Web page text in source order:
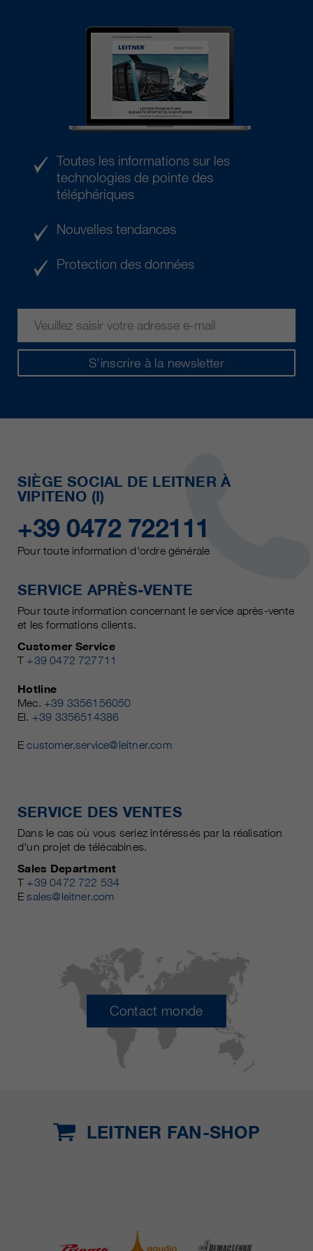
S’inscrire à la newsletter
Toutes les informations sur les
technologies de pointe des
téléphériques
Nouvelles tendances
Protection des données
SIÈGE SOCIAL DE LEITNER À
VIPITENO (I)
+39 0472 722111
Pour toute information d'ordre générale
SERVICE APRÈS-VENTE
Pour toute information concernant le service après-vente
et les formations clients.
Customer Service
T +39 0472 727711
Hotline
Mec. +39 3356156050
El. +39 3356514386
Ecustomer.service@leitner.com
SERVICE DES VENTES
Dans le cas où vous seriez intéressés par la réalisation
d'un projet de télécabines.
Sales Department
T +39 0472 722 534
Esales@leitner.com
Contact monde
LEITNER FAN-SHOP